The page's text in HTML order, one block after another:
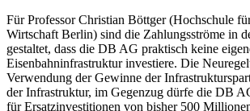
Für Professor Christian Böttger (Hochschule
Wirtschaft Berlin) sind die Zahlungsströme in
gestaltet, dass die DB AG praktisch keine
Eisenbahninfrastruktur investiere. Die
Verwendung der Gewinne der
der Infrastruktur, im Gegenzug dürfe die DB
für Ersatzinvestitionen von bisher 500